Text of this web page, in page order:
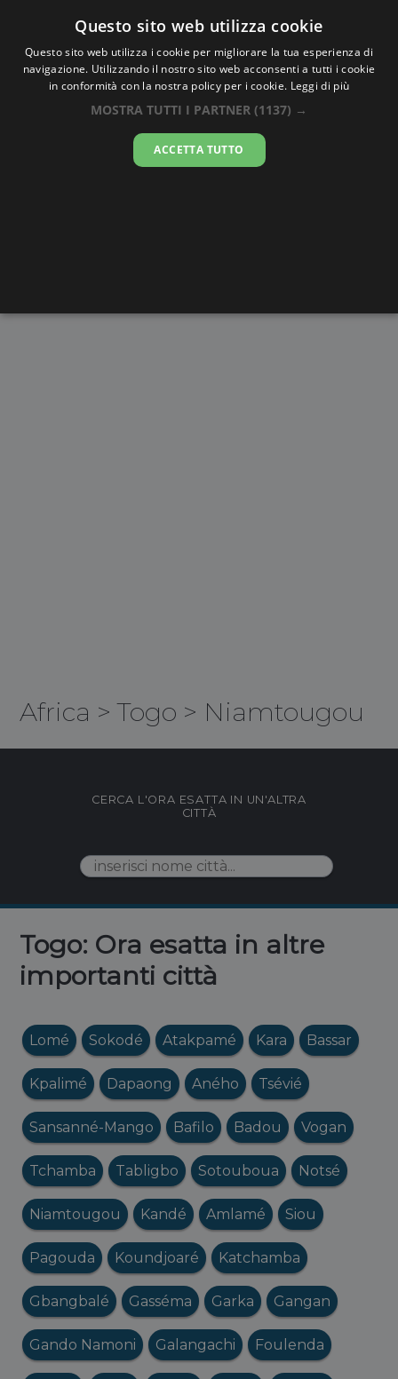
Oraesatta.co
Ora EsattaNiamtougou
19:20:33
Africa >Togo > Niamtougou
CERCA L'ORA ESATTA IN UN'ALTRA
CITTÀ
Togo: Ora esatta in altre
importanti città
Lomé Sokodé Atakpamé Kara Bassar
Kpalimé Dapaong Aného Tsévié
Sansanné-Mango Bafilo Badou Vogan
Tchamba Tabligbo Sotouboua Notsé
Niamtougou Kandé Amlamé Siou
Pagouda Koundjoaré Katchamba
Gbangbalé Gasséma Garka Gangan
Gando Namoni Galangachi Foulenda
Questo sito web utilizza cookie
Questo sito web utilizza i cookie per migliorare la tua esperienza di
navigazione. Utilizzando il nostro sito web acconsenti a tutti i cookie
in conformità con la nostra policy per i cookie. Leggi di più
MOSTRA TUTTI I PARTNER (1137) →
ACCETTA TUTTO